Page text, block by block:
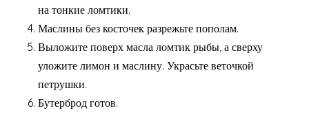
на тонкие ломтики.
Маслины без косточек разрежьте пополам.
Выложите поверх масла ломтик рыбы, а сверху
уложите лимон и маслину. Украсьте веточкой
петрушки.
Бутерброд готов.